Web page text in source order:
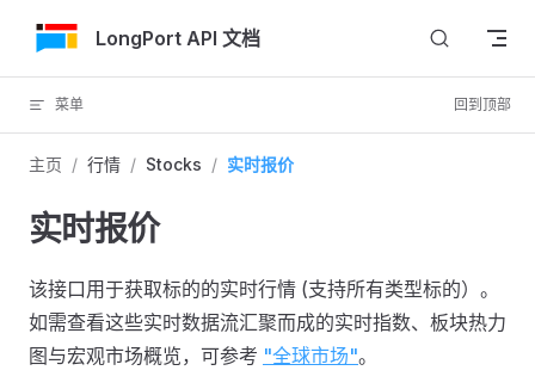
跳转到内容LongPort API 文档
菜单 回到顶部
主页 / 行情 / Stocks / 实时报价
实时报价
该接口用于获取标的的实时行情 (支持所有类型标的）。
如需查看这些实时数据流汇聚而成的实时指数、板块热力
图与宏观市场概览，可参考 "全球市场"。